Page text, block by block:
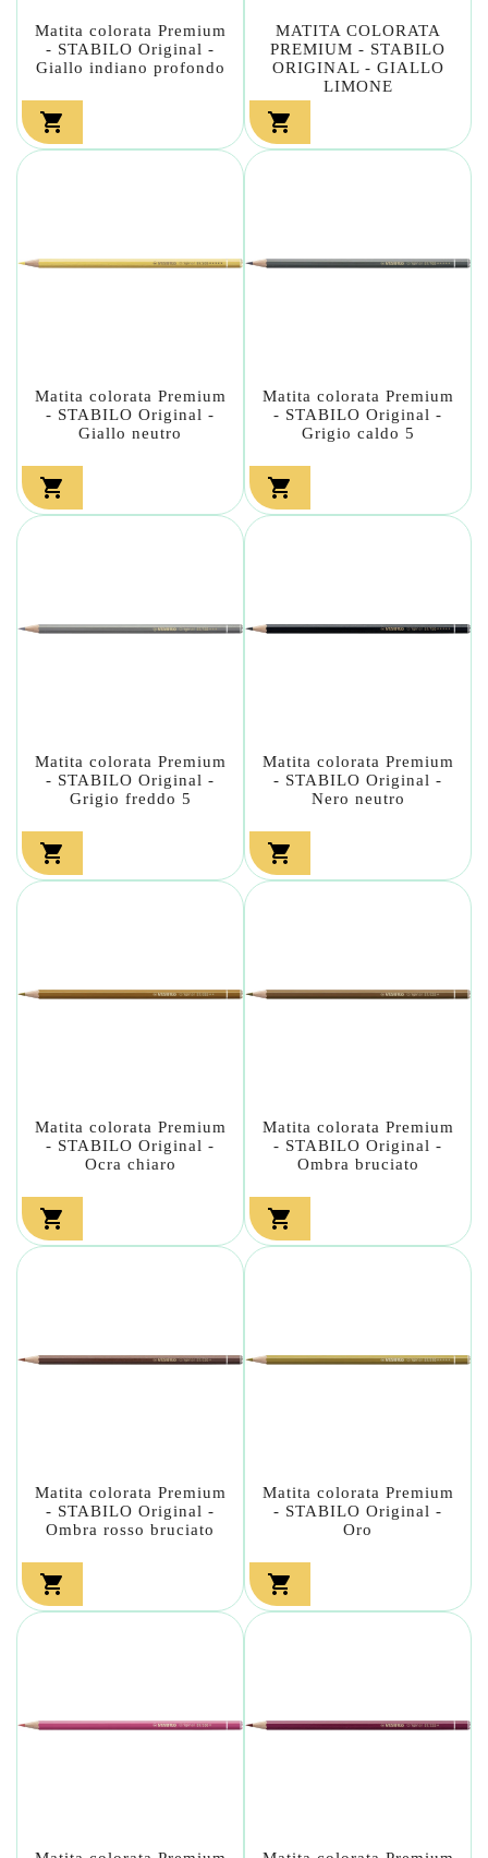
Matita colorata Premium
- STABILO Original -
Giallo indiano profondo

MATITA COLORATA
PREMIUM - STABILO
ORIGINAL - GIALLO
LIMONE

Matita colorata Premium
- STABILO Original -
Giallo neutro

Matita colorata Premium
- STABILO Original -
Grigio caldo 5

Matita colorata Premium
- STABILO Original -
Grigio freddo 5

Matita colorata Premium
- STABILO Original -
Nero neutro

Matita colorata Premium
- STABILO Original -
Ocra chiaro

Matita colorata Premium
- STABILO Original -
Ombra bruciato

Matita colorata Premium
- STABILO Original -
Ombra rosso bruciato

Matita colorata Premium
- STABILO Original -
Oro
